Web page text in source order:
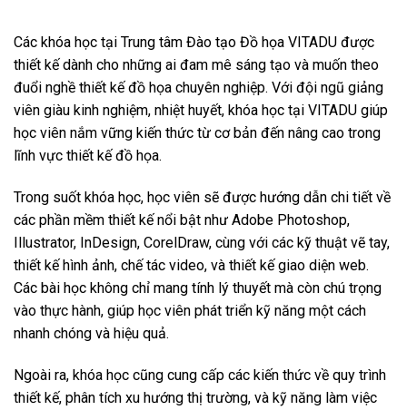
Các khóa học tại Trung tâm Đào tạo Đồ họa VITADU được
thiết kế dành cho những ai đam mê sáng tạo và muốn theo
đuổi nghề thiết kế đồ họa chuyên nghiệp. Với đội ngũ giảng
viên giàu kinh nghiệm, nhiệt huyết, khóa học tại VITADU giúp
học viên nắm vững kiến thức từ cơ bản đến nâng cao trong
lĩnh vực thiết kế đồ họa.
Trong suốt khóa học, học viên sẽ được hướng dẫn chi tiết về
các phần mềm thiết kế nổi bật như Adobe Photoshop,
Illustrator, InDesign, CorelDraw, cùng với các kỹ thuật vẽ tay,
thiết kế hình ảnh, chế tác video, và thiết kế giao diện web.
Các bài học không chỉ mang tính lý thuyết mà còn chú trọng
vào thực hành, giúp học viên phát triển kỹ năng một cách
nhanh chóng và hiệu quả.
Ngoài ra, khóa học cũng cung cấp các kiến thức về quy trình
thiết kế, phân tích xu hướng thị trường, và kỹ năng làm việc